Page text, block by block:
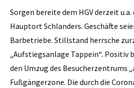
Sorgen bereite dem HGV derzeit
Hauptort Schlanders. Geschäfte
Barbetriebe. Stillstand herrsche
„Aufstiegsanlage Tappein“. Positiv
den Umzug des Besucherzentrums
Fußgängerzone. Die durch die